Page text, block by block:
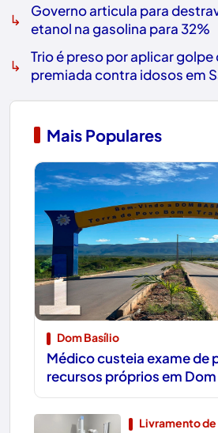
↳
Governo articula para
etanol na gasolina para 32%
↳
Trio é preso por aplicar
premiada contra idosos em
Mais Populares
1
Dom Basílio
Médico custeia exame de
recursos próprios em
Livramento de